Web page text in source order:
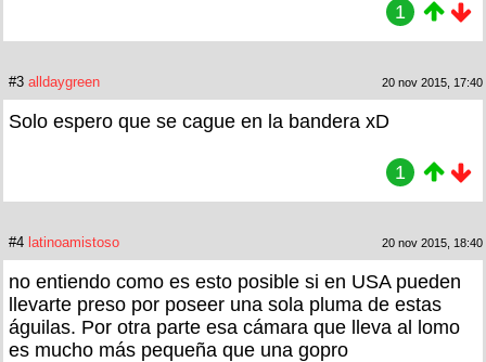
1
#3 alldaygreen 20 nov 2015, 17:40
Solo espero que se cague en la bandera xD
1
#4 latinoamistoso 20 nov 2015, 18:40
no entiendo como es esto posible si en USA pueden
llevarte preso por poseer una sola pluma de estas
águilas. Por otra parte esa cámara que lleva al lomo
es mucho más pequeña que una gopro